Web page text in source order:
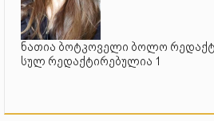
ნათია ბოტკოველი ბოლო
სულ რედაქტირებულია 1